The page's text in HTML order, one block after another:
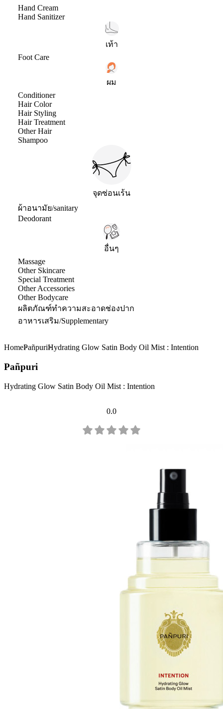
Hand Cream
Hand Sanitizer
เท้า
Foot Care
ผม
Conditioner
Hair Color
Hair Styling
Hair Treatment
Other Hair
Shampoo
จุดซ่อนเร้น
ผ้าอนามัย/sanitary
Deodorant
อื่นๆ
Massage
Other Skincare
Special Treatment
Other Accessories
Other Bodycare
ผลิตภัณฑ์ทำความสะอาดช่องปาก
อาหารเสริม/Supplementary
HomePañpuriHydrating Glow Satin Body Oil Mist : Intention
Pañpuri
Hydrating Glow Satin Body Oil Mist : Intention
0.0